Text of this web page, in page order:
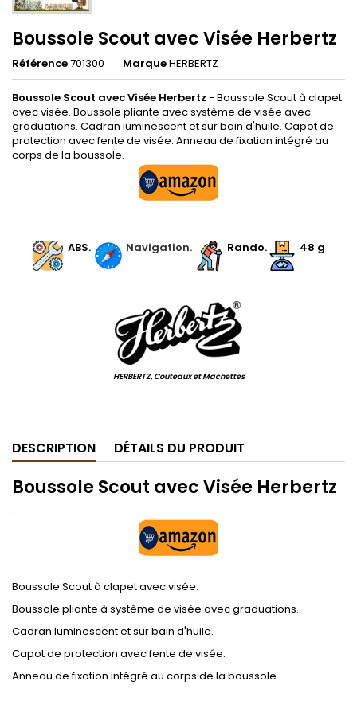
Boussole Scout avec Visée Herbertz
Référence701300 MarqueHERBERTZ
Boussole Scout avec Visée Herbertz - Boussole Scout à clapet
avec visée. Boussole pliante avec système de visée avec
graduations. Cadran luminescent et sur bain d'huile. Capot de
protection avec fente de visée. Anneau de fixation intégré au
corps de la boussole.
. ABS. Navigation. Rando. 48 g
HERBERTZ, Couteaux et Machettes
DESCRIPTION DÉTAILS DU PRODUIT
Boussole Scout avec Visée Herbertz
.
Boussole Scout à clapet avec visée.
Boussole pliante à système de visée avec graduations.
Cadran luminescent et sur bain d'huile.
Capot de protection avec fente de visée.
Anneau de fixation intégré au corps de la boussole.